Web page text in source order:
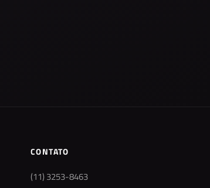
CONTATO
(11) 3253-8463